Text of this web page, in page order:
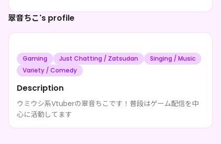
翠音ちこ's profile
Gaming Just Chatting / Zatsudan
Singing / Music
Variety / Comedy
Description
ウミウシ系Vtuberの翠音ちこです！普段はゲーム配信を中
心に活動してます